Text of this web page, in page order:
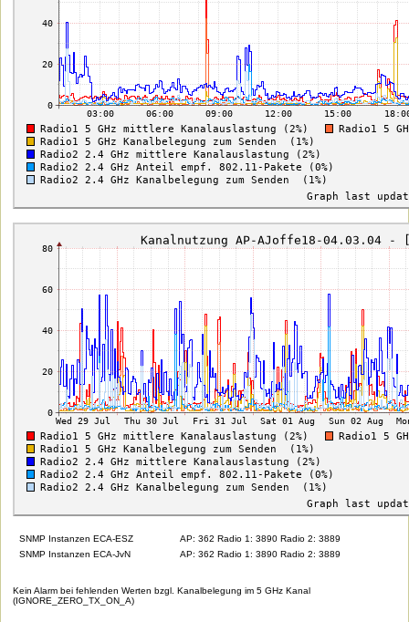
SNMP Instanzen ECA-ESZ
AP: 362 Radio 1: 3890 Radio 2: 3889
SNMP Instanzen ECA-JvN
AP: 362 Radio 1: 3890 Radio 2: 3889
Kein Alarm bei fehlenden Werten bzgl. Kanalbelegung im 5 GHz Kanal
(IGNORE_ZERO_TX_ON_A)